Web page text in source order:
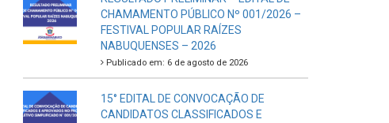
CHAMAMENTO PÚBLICO Nº 001/2026 –
FESTIVAL POPULAR RAÍZES
NABUQUENSES – 2026
Publicado em: 6 de agosto de 2026
15° EDITAL DE CONVOCAÇÃO DE
CANDIDATOS CLASSIFICADOS E